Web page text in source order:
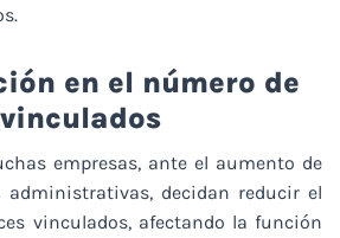
en el número de
empresas, ante el aumento de
administrativas, decidan reducir el
vinculados, afectando la función